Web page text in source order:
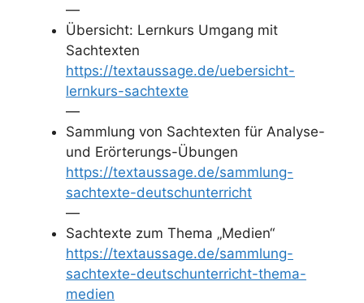
—
Übersicht: Lernkurs Umgang mit
Sachtexten
https://textaussage.de/uebersicht-
lernkurs-sachtexte
—
Sammlung von Sachtexten für Analyse-
und Erörterungs-Übungen
https://textaussage.de/sammlung-
sachtexte-deutschunterricht
—
Sachtexte zum Thema „Medien“
https://textaussage.de/sammlung-
sachtexte-deutschunterricht-thema-
medien